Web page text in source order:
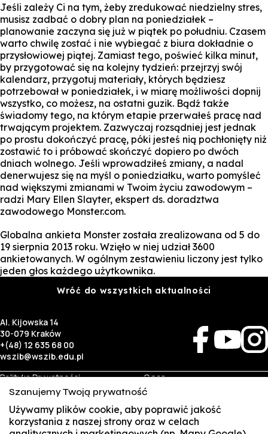
Jeśli zależy Ci na tym, żeby zredukować niedzielny stres,
musisz zadbać o dobry plan na poniedziałek –
planowanie zaczyna się już w piątek po południu. Czasem
warto chwilę zostać i nie wybiegać z biura dokładnie o
przysłowiowej piątej. Zamiast tego, poświeć kilka minut,
by przygotować się na kolejny tydzień: przejrzyj swój
kalendarz, przygotuj materiały, których będziesz
potrzebował w poniedziałek, i w miarę możliwości dopnij
wszystko, co możesz, na ostatni guzik. Bądź także
świadomy tego, na którym etapie przerwałeś pracę nad
trwającym projektem. Zazwyczaj rozsądniej jest jednak
po prostu dokończyć pracę, póki jesteś nią pochłonięty niż
zostawić to i próbować skończyć dopiero po dwóch
dniach wolnego. Jeśli wprowadziłeś zmiany, a nadal
denerwujesz się na myśl o poniedziałku, warto pomyśleć
nad większymi zmianami w Twoim życiu zawodowym –
radzi Mary Ellen Slayter, ekspert ds. doradztwa
zawodowego Monster.com.
Globalna ankieta Monster została zrealizowana od 5 do
19 sierpnia 2013 roku. Wzięło w niej udział 3600
ankietowanych. W ogólnym zestawieniu liczony jest tylko
jeden głos każdego użytkownika.
Wróć do wszystkich aktualności
Al. Kijowska 14
30-079 Kraków
+(48) 12 635 68 00
wszib@wszib.edu.pl
Polityka Prywatności
RODO
Identyfikacja wizualna
O nas
Rekrutacja
Studia
Kontakt
Szanujemy Twoją prywatność
Używamy plików cookie, aby poprawić jakość
korzystania z naszej strony oraz w celach